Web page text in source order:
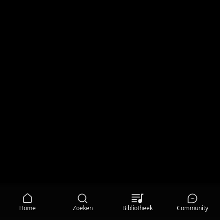
Home Zoeken Bibliotheek Community